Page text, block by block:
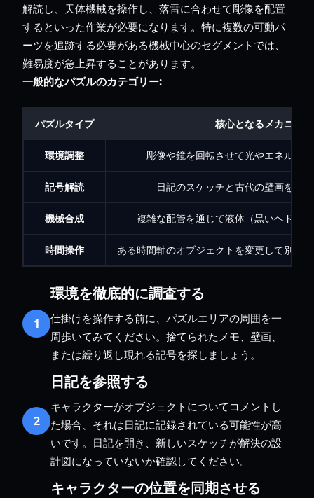
解読し、天体機械を操作し、落雷に合わせて彫像を配置
するといった作業が必要になります。特に複数の可動パ
ーツを追跡する必要がある機械中心のセグメントでは、
難易度が急上昇することがあります。
一般的なパズルのカテゴリー:
パズルタイプ 核心となるメカニクス
環境調整 彫像や鏡を回転させて光やエネルギ
記号解読 日記のスケッチと古代の壁画を照
機械合成 複雑な配管を通じて液体（黒いヘドロ
時間操作 ある時間軸のオブジェクトを変更して別の
1
環境を徹底的に調査する
仕掛けを操作する前に、パズルエリアの周囲を一
周歩いてみてください。捨てられたメモ、壁画、
または繰り返し現れる記号を探しましょう。
2
日記を参照する
キャラクターがオブジェクトについてコメントし
た場合、それは日記に記録されている可能性が高
いです。日記を開き、新しいスケッチが解決の設
計図になっていないか確認してください。
キャラクターの位置を同期させる